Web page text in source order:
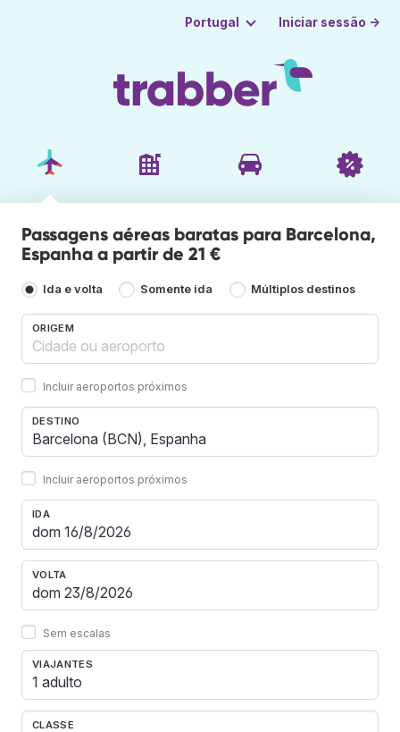
Portugal Iniciar sessão →
Passagens aéreas baratas para Barcelona,
Espanha a partir de 21 €
Ida e volta Somente ida Múltiplos destinos
ORIGEM
Incluir aeroportos próximos
DESTINO
Incluir aeroportos próximos
IDA
VOLTA
Sem escalas
VIAJANTES
1 adulto
CLASSE